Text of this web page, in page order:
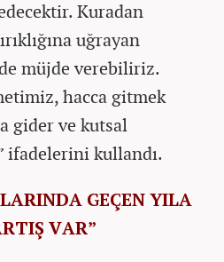
Kuradan
uğrayan
müjde verebiliriz.
hacca gitmek
gider ve kutsal
ifadelerini kullandı.
GEÇEN YILA
VAR”